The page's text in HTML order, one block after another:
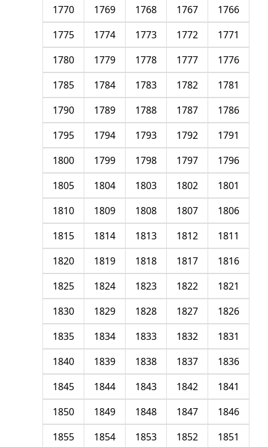
1766
1767
1768
1769
1770
1771
1772
1773
1774
1775
1776
1777
1778
1779
1780
1781
1782
1783
1784
1785
1786
1787
1788
1789
1790
1791
1792
1793
1794
1795
1796
1797
1798
1799
1800
1801
1802
1803
1804
1805
1806
1807
1808
1809
1810
1811
1812
1813
1814
1815
1816
1817
1818
1819
1820
1821
1822
1823
1824
1825
1826
1827
1828
1829
1830
1831
1832
1833
1834
1835
1836
1837
1838
1839
1840
1841
1842
1843
1844
1845
1846
1847
1848
1849
1850
1851
1852
1853
1854
1855